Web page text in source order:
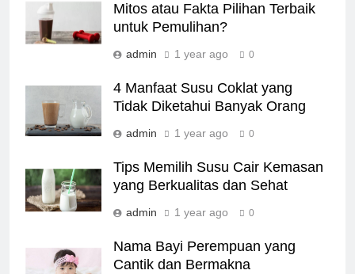
Mitos atau Fakta Pilihan Terbaik
untuk Pemulihan?
admin 1 year ago 0
4 Manfaat Susu Coklat yang
Tidak Diketahui Banyak Orang
admin 1 year ago 0
Tips Memilih Susu Cair Kemasan
yang Berkualitas dan Sehat
admin 1 year ago 0
Nama Bayi Perempuan yang
Cantik dan Bermakna